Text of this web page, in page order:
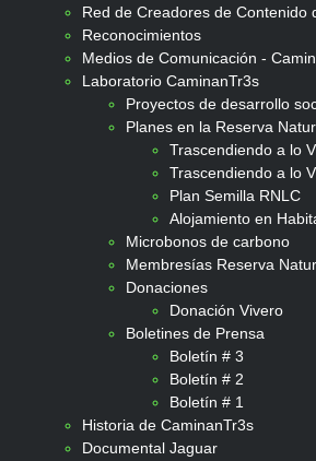
Red de Creadores de Contenido
Reconocimientos
Medios de Comunicación -
Laboratorio CaminanTr3s
Proyectos de desarrollo
Planes en la Reserva
Trascendiendo a lo
Trascendiendo a lo
Plan Semilla RNLC
Alojamiento en
Microbonos de carbono
Membresías Reserva
Donaciones
Donación Vivero
Boletines de Prensa
Boletín # 3
Boletín # 2
Boletín # 1
Historia de CaminanTr3s
Documental Jaguar